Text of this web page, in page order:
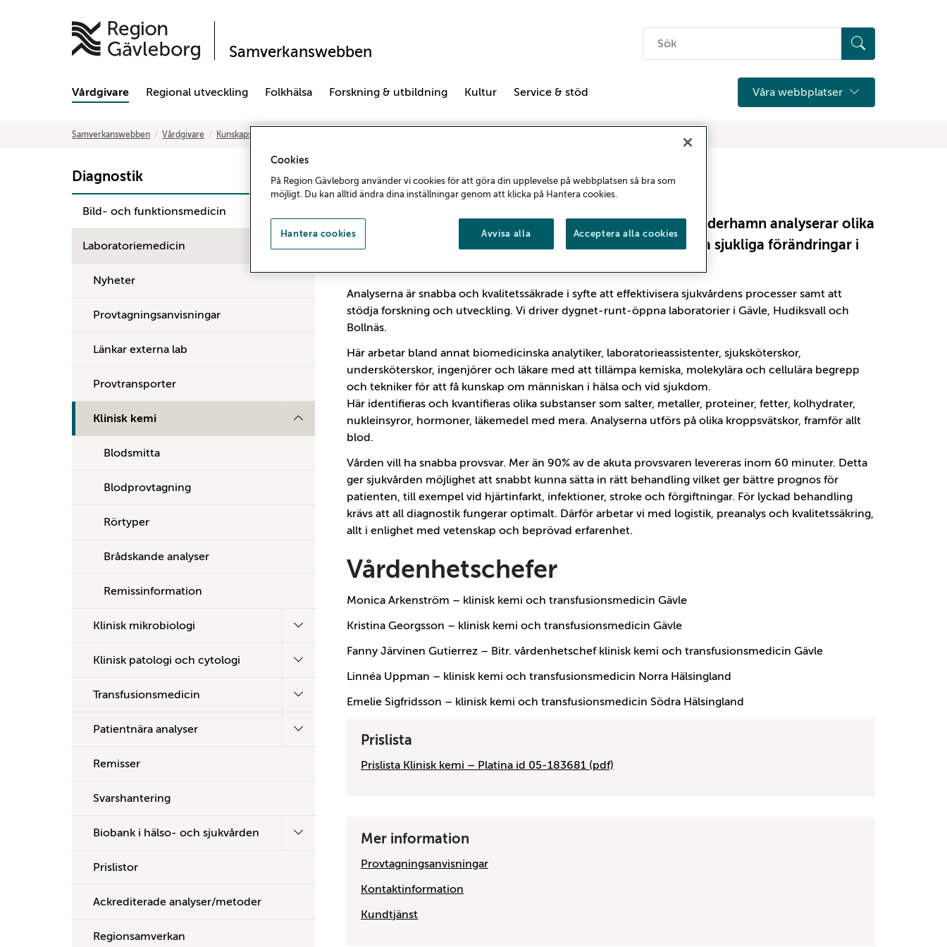
Samverkanswebben
Vårdgivare
Regional utveckling Folkhälsa Forskning & utbildning Kultur Service & stöd Våra webbplatser
Samverkanswebben Vårdgivare Kunskapsstöd och rutiner
Diagnostik
Bild- och funktionsmedicin
Laboratoriemedicin
Nyheter
Provtagningsanvisningar
Länkar externa lab
Provtransporter
Klinisk kemi
Blodsmitta
Blodprovtagning
Rörtyper
Brådskande analyser
Remissinformation
Klinisk mikrobiologi
Klinisk patologi och cytologi
Transfusionsmedicin
Patientnära analyser
Remisser
Svarshantering
Biobank i hälso- och sjukvården
Prislistor
Ackrediterade analyser/metoder
Regionsamverkan
Klinisk kemi
Klinisk kemi i Gävle, Hudiksvall, Bollnäs, Ljusdal och Söderhamn analyserar olika
kroppsvätskor, till exempel blod och urin, för att påvisa sjukliga förändringar i
Analyserna är snabba och kvalitetssäkrade i syfte att effektivisera sjukvårdens processer samt att
stödja forskning och utveckling. Vi driver dygnet-runt-öppna laboratorier i Gävle, Hudiksvall och
Bollnäs.
Här arbetar bland annat biomedicinska analytiker, laboratorieassistenter, sjuksköterskor,
undersköterskor, ingenjörer och läkare med att tillämpa kemiska, molekylära och cellulära begrepp
och tekniker för att få kunskap om människan i hälsa och vid sjukdom.
Här identifieras och kvantifieras olika substanser som salter, metaller, proteiner, fetter, kolhydrater,
nukleinsyror, hormoner, läkemedel med mera. Analyserna utförs på olika kroppsvätskor, framför allt
blod.
Vården vill ha snabba provsvar. Mer än 90% av de akuta provsvaren levereras inom 60 minuter. Detta
ger sjukvården möjlighet att snabbt kunna sätta in rätt behandling vilket ger bättre prognos för
patienten, till exempel vid hjärtinfarkt, infektioner, stroke och förgiftningar. För lyckad behandling
krävs att all diagnostik fungerar optimalt. Därför arbetar vi med logistik, preanalys och kvalitetssäkring,
allt i enlighet med vetenskap och beprövad erfarenhet.
Vårdenhetschefer
Monica Arkenström – klinisk kemi och transfusionsmedicin Gävle
Kristina Georgsson – klinisk kemi och transfusionsmedicin Gävle
Fanny Järvinen Gutierrez – Bitr. vårdenhetschef klinisk kemi och transfusionsmedicin Gävle
Linnéa Uppman – klinisk kemi och transfusionsmedicin Norra Hälsingland
Emelie Sigfridsson – klinisk kemi och transfusionsmedicin Södra Hälsingland
Prislista
Prislista Klinisk kemi – Platina id 05-183681 (pdf)
Mer information
Provtagningsanvisningar
Kontaktinformation
Kundtjänst
Cookies
På Region Gävleborg använder vi cookies för att göra din upplevelse på webbplatsen så bra som
möjligt. Du kan alltid ändra dina inställningar genom att klicka på Hantera cookies.
Avvisa alla Acceptera alla cookies
Hantera cookies